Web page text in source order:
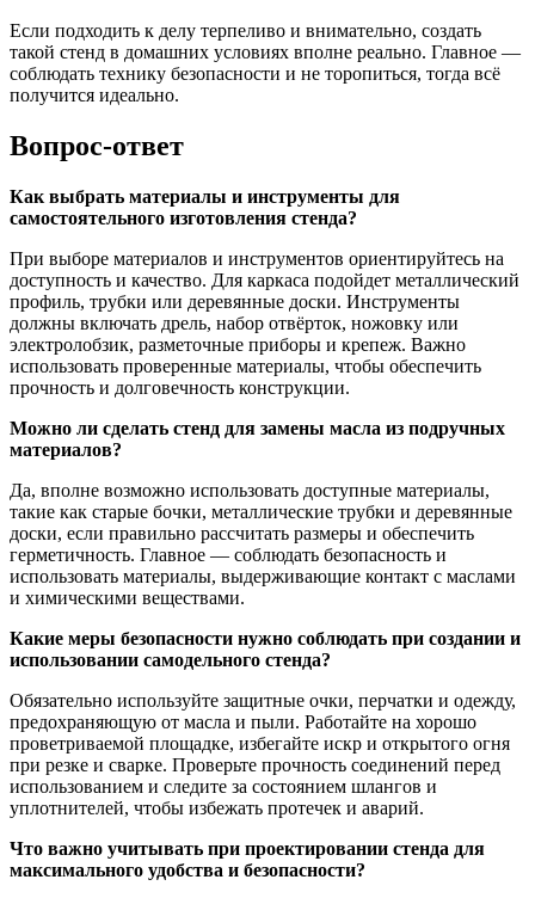
Если подходить к делу терпеливо и внимательно, создать
такой стенд в домашних условиях вполне реально. Главное —
соблюдать технику безопасности и не торопиться, тогда всё
получится идеально.
Вопрос-ответ
Как выбрать материалы и инструменты для
самостоятельного изготовления стенда?
При выборе материалов и инструментов ориентируйтесь на
доступность и качество. Для каркаса подойдет металлический
профиль, трубки или деревянные доски. Инструменты
должны включать дрель, набор отвёрток, ножовку или
электролобзик, разметочные приборы и крепеж. Важно
использовать проверенные материалы, чтобы обеспечить
прочность и долговечность конструкции.
Можно ли сделать стенд для замены масла из подручных
материалов?
Да, вполне возможно использовать доступные материалы,
такие как старые бочки, металлические трубки и деревянные
доски, если правильно рассчитать размеры и обеспечить
герметичность. Главное — соблюдать безопасность и
использовать материалы, выдерживающие контакт с маслами
и химическими веществами.
Какие меры безопасности нужно соблюдать при создании и
использовании самодельного стенда?
Обязательно используйте защитные очки, перчатки и одежду,
предохраняющую от масла и пыли. Работайте на хорошо
проветриваемой площадке, избегайте искр и открытого огня
при резке и сварке. Проверьте прочность соединений перед
использованием и следите за состоянием шлангов и
уплотнителей, чтобы избежать протечек и аварий.
Что важно учитывать при проектировании стенда для
максимального удобства и безопасности?